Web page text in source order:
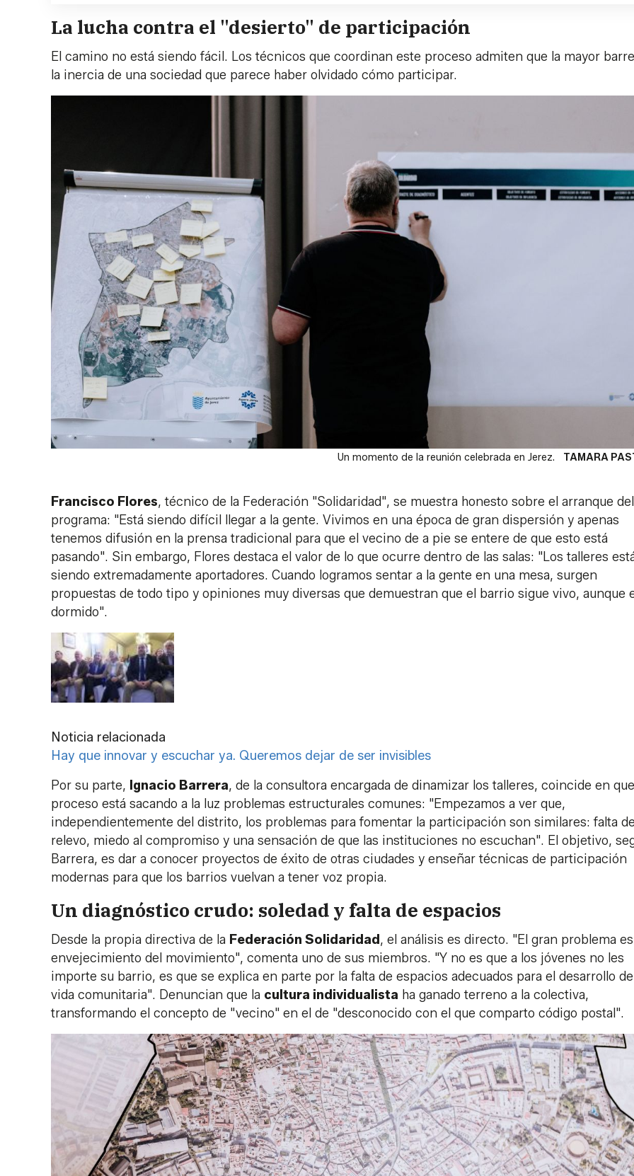
La lucha contra el "desierto" de participación
El camino no está siendo fácil. Los técnicos que coordinan este proceso admiten que la mayor
la inercia de una sociedad que parece haber olvidado cómo participar.
Un momento de la reunión celebrada en Jerez. TAMARA
Francisco Flores, técnico de la Federación "Solidaridad", se muestra honesto sobre el arranque del
programa: "Está siendo difícil llegar a la gente. Vivimos en una época de gran dispersión y apenas
tenemos difusión en la prensa tradicional para que el vecino de a pie se entere de que esto está
pasando". Sin embargo, Flores destaca el valor de lo que ocurre dentro de las salas: "Los talleres
siendo extremadamente aportadores. Cuando logramos sentar a la gente en una mesa, surgen
propuestas de todo tipo y opiniones muy diversas que demuestran que el barrio sigue vivo, aunque
dormido".
Noticia relacionada
Hay que innovar y escuchar ya. Queremos dejar de ser invisibles
Por su parte, Ignacio Barrera, de la consultora encargada de dinamizar los talleres, coincide en
proceso está sacando a la luz problemas estructurales comunes: "Empezamos a ver que,
independientemente del distrito, los problemas para fomentar la participación son similares: falta
relevo, miedo al compromiso y una sensación de que las instituciones no escuchan". El objetivo,
Barrera, es dar a conocer proyectos de éxito de otras ciudades y enseñar técnicas de participación
modernas para que los barrios vuelvan a tener voz propia.
Un diagnóstico crudo: soledad y falta de espacios
Desde la propia directiva de la Federación Solidaridad , el análisis es directo. "El gran problema
envejecimiento del movimiento", comenta uno de sus miembros. "Y no es que a los jóvenes no les
importe su barrio, es que se explica en parte por la falta de espacios adecuados para el desarrollo
vida comunitaria". Denuncian que la cultura individualista ha ganado terreno a la colectiva,
transformando el concepto de "vecino" en el de "desconocido con el que comparto código postal".